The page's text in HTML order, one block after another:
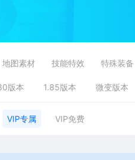
地图素材 技能特效 特殊装备
版本 1.85版本 微变版本
VIP专属 VIP免费